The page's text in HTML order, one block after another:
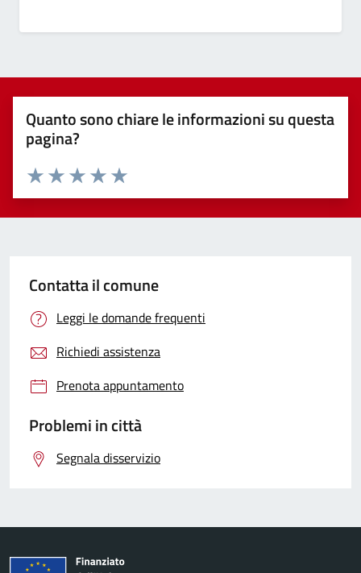
Quanto sono chiare le informazioni su questa
pagina?
Valuta 5 stelle su 5
Valuta 4 stelle su 5
Valuta 3 stelle su 5
Valuta 2 stelle su 5
Valuta 1 stelle su 5
Contatta il comune
Leggi le domande frequenti
Richiedi assistenza
Prenota appuntamento
Problemi in città
Segnala disservizio